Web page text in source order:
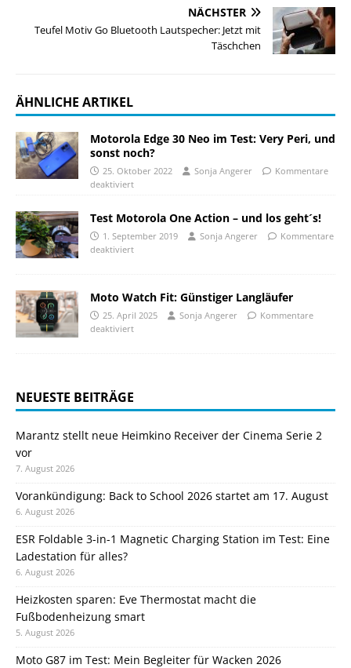
NÄCHSTER
Teufel Motiv Go Bluetooth Lautspecher: Jetzt mit
Täschchen
ÄHNLICHE ARTIKEL
Motorola Edge 30 Neo im Test: Very Peri, und
sonst noch?
25. Oktober 2022 Sonja Angerer
Kommentare
deaktiviert
Test Motorola One Action – und los geht´s!
1. September 2019 Sonja Angerer
Kommentare
deaktiviert
Moto Watch Fit: Günstiger Langläufer
25. April 2025 Sonja Angerer
Kommentare
deaktiviert
NEUESTE BEITRÄGE
Marantz stellt neue Heimkino Receiver der Cinema Serie 2
vor
7. August 2026
Vorankündigung: Back to School 2026 startet am 17. August
6. August 2026
ESR Foldable 3-in-1 Magnetic Charging Station im Test: Eine
Ladestation für alles?
6. August 2026
Heizkosten sparen: Eve Thermostat macht die
Fußbodenheizung smart
5. August 2026
Moto G87 im Test: Mein Begleiter für Wacken 2026